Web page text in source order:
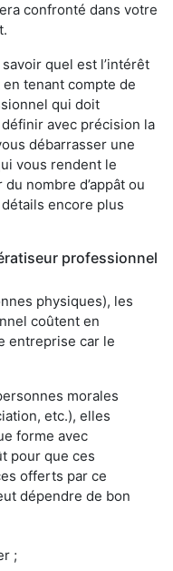
confronté dans votre
quel est l’intérêt
en tenant compte de
qui doit
avec précision la
débarrasser une
vous rendent le
nombre d’appât ou
détails encore plus
professionnel
physiques), les
coûtent en
entreprise car le
morales
etc.), elles
forme avec
pour que ces
offerts par ce
dépendre de bon
;